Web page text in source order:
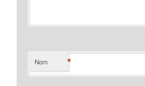
Nom *